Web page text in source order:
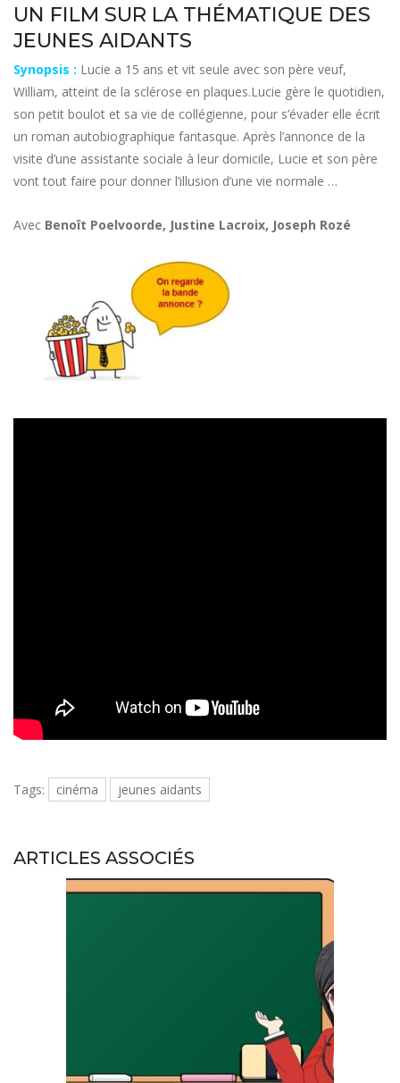
UN FILM SUR LA THÉMATIQUE DES
JEUNES AIDANTS
Synopsis : Lucie a 15 ans et vit seule avec son père veuf,
William, atteint de la sclérose en plaques.Lucie gère le quotidien,
son petit boulot et sa vie de collégienne, pour s’évader elle écrit
un roman autobiographique fantasque. Après l’annonce de la
visite d’une assistante sociale à leur domicile, Lucie et son père
vont tout faire pour donner l’illusion d’une vie normale …
Avec Benoît Poelvoorde, Justine Lacroix, Joseph Rozé
Tags: cinéma jeunes aidants
ARTICLES ASSOCIÉS